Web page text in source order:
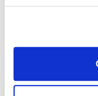
Comparison